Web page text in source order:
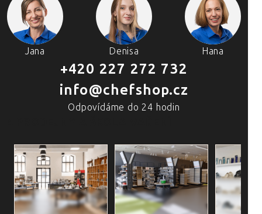
Jana Denisa Hana
+420 227 272 732
info@chefshop.cz
Odpovídáme do 24 hodin